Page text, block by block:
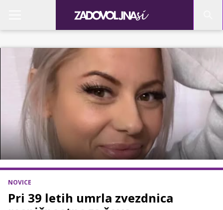
NOVICE
Pri 39 letih umrla zvezdnica